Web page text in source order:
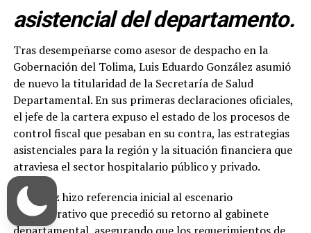
asistencial del departamento.
Tras desempeñarse como asesor de despacho en la
Gobernación del Tolima, Luis Eduardo González asumió
de nuevo la titularidad de la Secretaría de Salud
Departamental. En sus primeras declaraciones oficiales,
el jefe de la cartera expuso el estado de los procesos de
control fiscal que pesaban en su contra, las estrategias
asistenciales para la región y la situación financiera que
atraviesa el sector hospitalario público y privado.
González hizo referencia inicial al escenario
administrativo que precedió su retorno al gabinete
departamental, asegurando que los requerimientos de